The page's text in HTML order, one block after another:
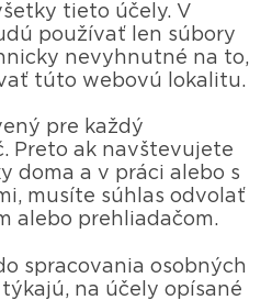
tieto účely. V
používať len súbory
nevyhnutné na to,
túto webovú lokalitu.
pre každý
Preto ak navštevujete
doma a v práci alebo s
musíte súhlas odvolať
alebo prehliadačom.
spracovania osobných
na účely opísané